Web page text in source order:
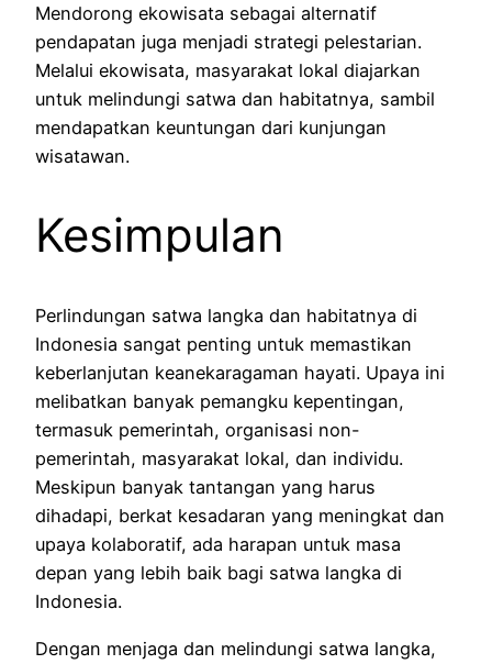
Mendorong ekowisata sebagai alternatif
pendapatan juga menjadi strategi pelestarian.
Melalui ekowisata, masyarakat lokal diajarkan
untuk melindungi satwa dan habitatnya, sambil
mendapatkan keuntungan dari kunjungan
wisatawan.
Kesimpulan
Perlindungan satwa langka dan habitatnya di
Indonesia sangat penting untuk memastikan
keberlanjutan keanekaragaman hayati. Upaya ini
melibatkan banyak pemangku kepentingan,
termasuk pemerintah, organisasi non-
pemerintah, masyarakat lokal, dan individu.
Meskipun banyak tantangan yang harus
dihadapi, berkat kesadaran yang meningkat dan
upaya kolaboratif, ada harapan untuk masa
depan yang lebih baik bagi satwa langka di
Indonesia.
Dengan menjaga dan melindungi satwa langka,